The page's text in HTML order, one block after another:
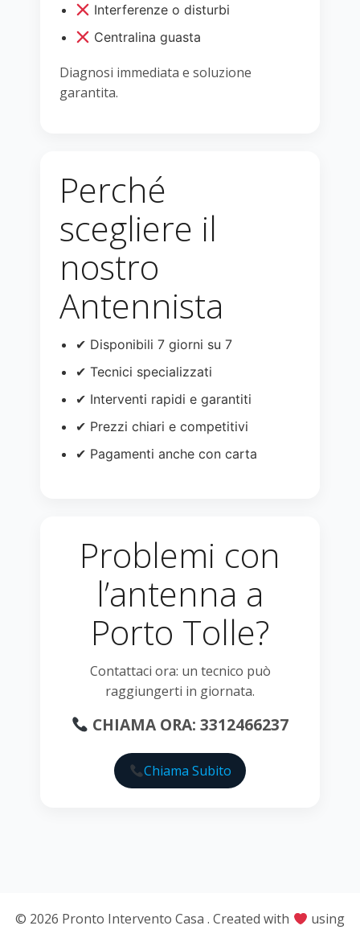
Interferenze o disturbi
Centralina guasta
Diagnosi immediata e soluzione
garantita.
Perché
scegliere il
nostro
Antennista
✔ Disponibili 7 giorni su 7
✔ Tecnici specializzati
✔ Interventi rapidi e garantiti
✔ Prezzi chiari e competitivi
✔ Pagamenti anche con carta
Problemi con
l’antenna a
Porto Tolle?
Contattaci ora: un tecnico può
raggiungerti in giornata.
CHIAMA ORA: 3312466237
Chiama Subito
© 2026 Pronto Intervento Casa . Created with
using